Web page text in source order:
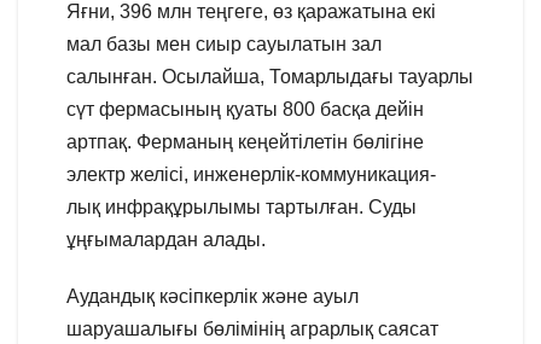
Яғни, 396 млн теңгеге, өз қаражатына екі
мал базы мен сиыр сауылатын зал
салынған. Осылайша, Томарлыдағы тауарлы
сүт фермасының қуаты 800 басқа дейін
артпақ. Ферманың кеңейтілетін бөлігіне
электр желісі, инженерлік-коммуникация-
лық инфрақұрылымы тартылған. Суды
ұңғымалардан алады.
Аудандық кәсіпкерлік және ауыл
шаруашалығы бөлімінің аграрлық саясат